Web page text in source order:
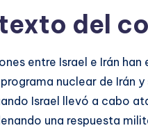
del
entre Israel e Irán
nuclear de Irán
Israel llevó a cabo
una respuesta